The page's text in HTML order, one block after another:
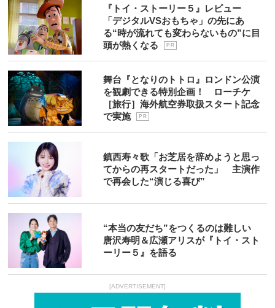
『トイ・ストーリー５』レビュー
「デジタルVSおもちゃ」の先にあ
る“時が流れても変わらないもの”に目
頭が熱くなる
P R
舞台『となりのトトロ』ロンドン公演
を観劇できる特別企画！ ローチケ
［旅行］海外航空券取扱スタート記念
で実施
P R
鎮西寿々歌「お芝居を辞めようと思っ
てからの再スタートだった」 主演作
で再会した“演じる喜び”
“本当の友だち”をつくるのは難しい
唐沢寿明＆広瀬アリスが『トイ・スト
ーリー５』を語る
[ADVERTISEMENT]